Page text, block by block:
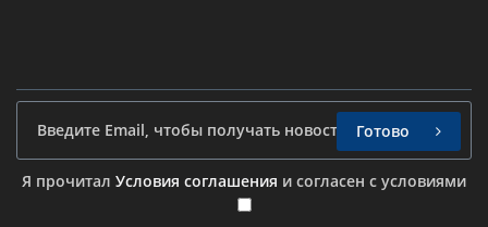
Я прочитал Условия соглашения и согласен с условиями
Готово